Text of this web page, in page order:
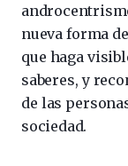
nueva forma
que haga
saberes, y
de las
sociedad.